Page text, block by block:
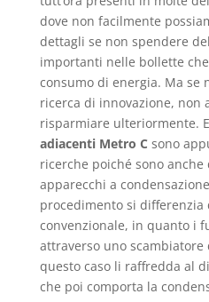
dove non facilmente
dettagli se non spendere
importanti nelle bollette
consumo di energia. Ma se
ricerca di innovazione, non
risparmiare ulteriormente.
adiacenti Metro C sono
ricerche poiché sono
apparecchi a
procedimento si
convenzionale, in quanto i
attraverso uno scambiatore
questo caso li raffredda al
che poi comporta la